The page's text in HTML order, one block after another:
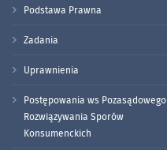
Podstawa Prawna
Zadania
Uprawnienia
Postępowania ws Pozasądowego
Rozwiązywania Sporów
Konsumenckich